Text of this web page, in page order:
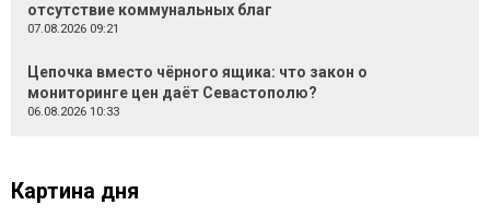
отсутствие коммунальных благ
07.08.2026 09:21
Цепочка вместо чёрного ящика: что закон о
мониторинге цен даёт Севастополю?
06.08.2026 10:33
Картина дня